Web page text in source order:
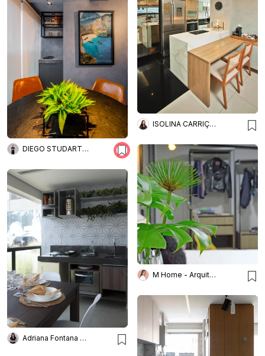
ISOLINA CARRIÇO ARQUITETURA
DIEGO STUDART ARQUITETURA
M Home - Arquitetura e Interiores
Adriana Fontana Design